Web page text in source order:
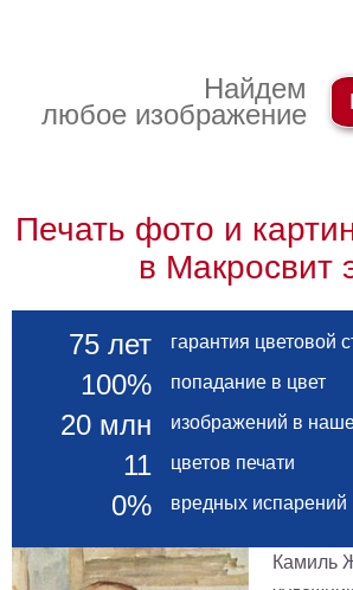
Найдем
любое изображение
Печать фото и
в Макросвит
75 лет гарантия цветовой
100% попадание в цвет
20 млн изображений в
11 цветов печати
0% вредных испарений
Камиль